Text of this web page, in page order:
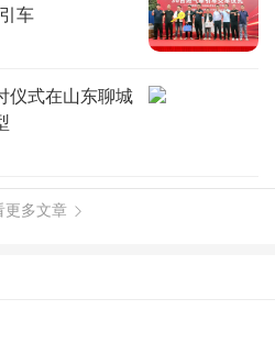
车
仪式在山东聊城
更多文章